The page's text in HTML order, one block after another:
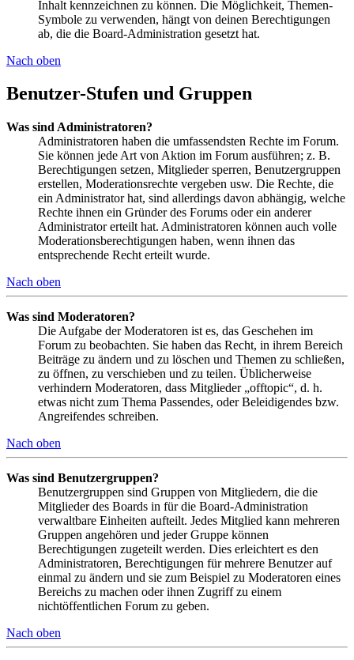
Inhalt kennzeichnen zu können. Die Möglichkeit, Themen-
Symbole zu verwenden, hängt von deinen Berechtigungen
ab, die die Board-Administration gesetzt hat.
Nach oben
Benutzer-Stufen und Gruppen
Was sind Administratoren?
Administratoren haben die umfassendsten Rechte im Forum.
Sie können jede Art von Aktion im Forum ausführen; z. B.
Berechtigungen setzen, Mitglieder sperren, Benutzergruppen
erstellen, Moderationsrechte vergeben usw. Die Rechte, die
ein Administrator hat, sind allerdings davon abhängig, welche
Rechte ihnen ein Gründer des Forums oder ein anderer
Administrator erteilt hat. Administratoren können auch volle
Moderationsberechtigungen haben, wenn ihnen das
entsprechende Recht erteilt wurde.
Nach oben
Was sind Moderatoren?
Die Aufgabe der Moderatoren ist es, das Geschehen im
Forum zu beobachten. Sie haben das Recht, in ihrem Bereich
Beiträge zu ändern und zu löschen und Themen zu schließen,
zu öffnen, zu verschieben und zu teilen. Üblicherweise
verhindern Moderatoren, dass Mitglieder „offtopic“, d. h.
etwas nicht zum Thema Passendes, oder Beleidigendes bzw.
Angreifendes schreiben.
Nach oben
Was sind Benutzergruppen?
Benutzergruppen sind Gruppen von Mitgliedern, die die
Mitglieder des Boards in für die Board-Administration
verwaltbare Einheiten aufteilt. Jedes Mitglied kann mehreren
Gruppen angehören und jeder Gruppe können
Berechtigungen zugeteilt werden. Dies erleichtert es den
Administratoren, Berechtigungen für mehrere Benutzer auf
einmal zu ändern und sie zum Beispiel zu Moderatoren eines
Bereichs zu machen oder ihnen Zugriff zu einem
nichtöffentlichen Forum zu geben.
Nach oben